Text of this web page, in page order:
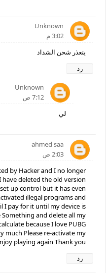
Unknown
3:02 م
يتعذر شحن الشداد
رد
Unknown
7:12 ص
لي
ahmed saa
2:03 ص
by Hacker and I no longer
deleted the old version
up control but it has even
illegal programs and
I pay for it until my device is
and delete all my
because I love PUBG
much Please re-activate my
playing again Thank you
رد